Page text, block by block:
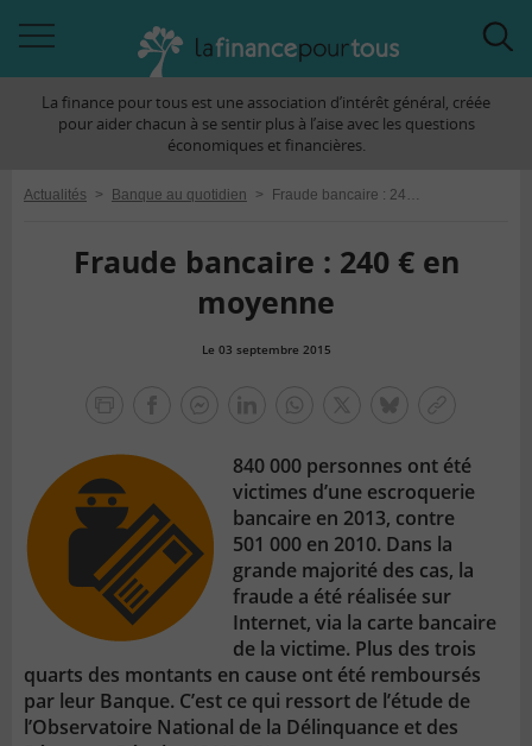
àLa finance pour tous est une association d’intérêt général, créée
pour aider chacun à se sentir plus à l’aise avec les questions
économiques et financières.
Actualités > Banque au quotidien > Fraude bancaire : 240 € en moyenne
Fraude bancaire : 240 € en
moyenne
Le 03 septembre 2015
lien
840 000 personnes ont été
victimes d’une escroquerie
bancaire en 2013, contre
501 000 en 2010. Dans la
grande majorité des cas, la
fraude a été réalisée sur
Internet, via la carte bancaire
de la victime. Plus des trois
quarts des montants en cause ont été remboursés
par leur Banque. C’est ce qui ressort de l’étude de
l’Observatoire National de la Délinquance et des